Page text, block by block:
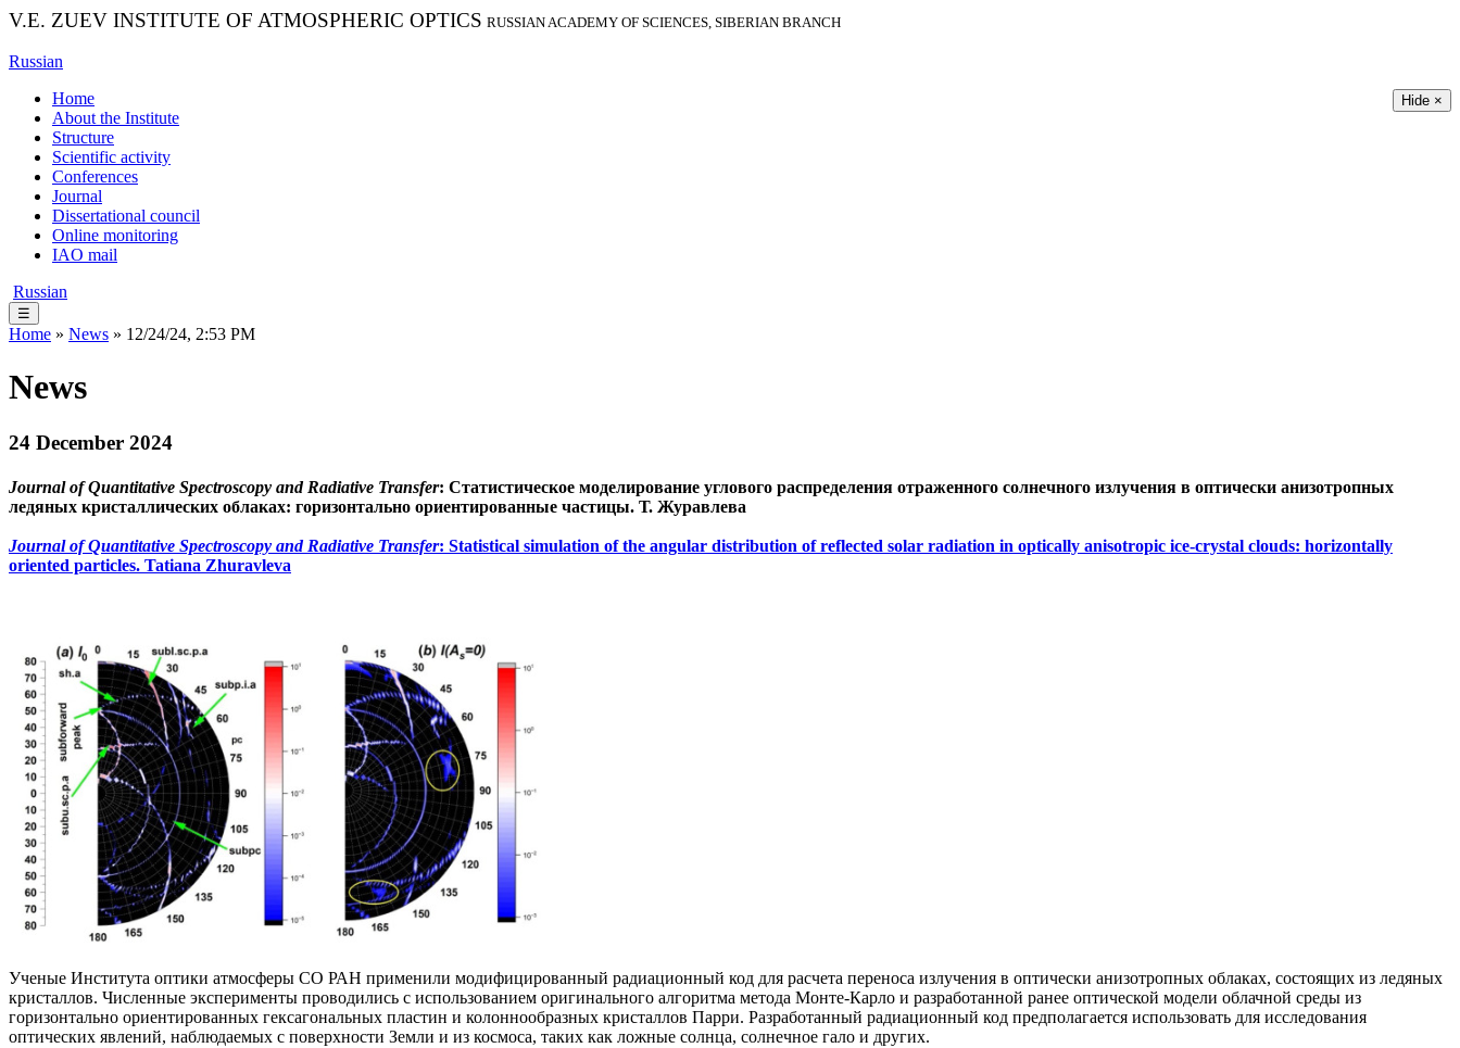
V.E. ZUEV INSTITUTE OF ATMOSPHERIC OPTICS RUSSIAN ACADEMY OF SCIENCES, SIBERIAN BRANCH
Russian
Hide ×
Home
About the Institute
Structure
Scientific activity
Conferences
Journal
Dissertational council
Online monitoring
IAO mail
Russian
☰
Home » News » 12/24/24, 2:53 PM
News
24 December 2024
Journal of Quantitative Spectroscopy and Radiative Transfer: Статистическое моделирование углового распределения отраженного солнечного излучения в оптически анизотропных
ледяных кристаллических облаках: горизонтально ориентированные частицы. Т. Журавлева
Journal of Quantitative Spectroscopy and Radiative Transfer: Statistical simulation of the angular distribution of reflected solar radiation in optically anisotropic ice-crystal clouds: horizontally
oriented particles. Tatiana Zhuravleva
Ученые Института оптики атмосферы СО РАН применили модифицированный радиационный код для расчета переноса излучения в оптически анизотропных облаках, состоящих из ледяных
кристаллов. Численные эксперименты проводились с использованием оригинального алгоритма метода Монте-Карло и разработанной ранее оптической модели облачной среды из
горизонтально ориентированных гексагональных пластин и колоннообразных кристаллов Парри. Разработанный радиационный код предполагается использовать для исследования
оптических явлений, наблюдаемых с поверхности Земли и из космоса, таких как ложные солнца, солнечное гало и других.